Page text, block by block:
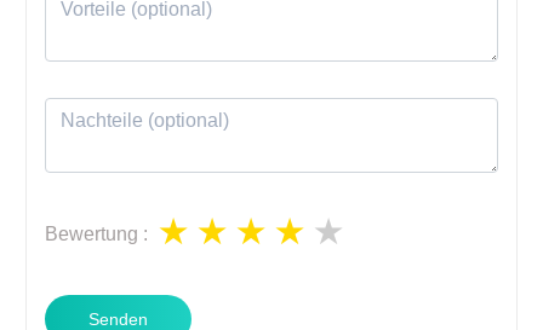
Bewertung :
Senden